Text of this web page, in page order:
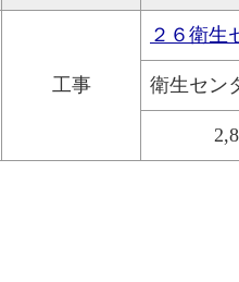
工事
２６衛
衛生セン